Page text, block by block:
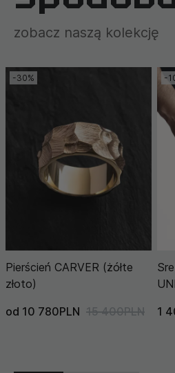
zobacz naszą kolekcję
-30%
Pierścień CARVER (żółte
złoto)
od 10 780PLN 15 400PLN
-
1